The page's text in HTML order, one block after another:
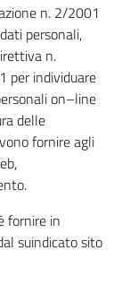
n. 2/2001
personali,
n.
per individuare
on–line
delle
fornire agli
fornire in
suindicato sito